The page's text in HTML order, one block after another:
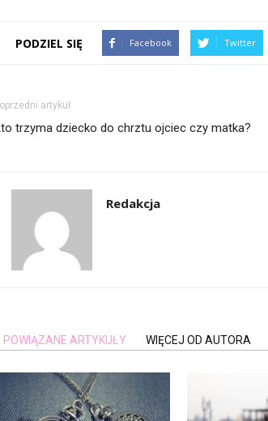
PODZIEL SIĘ Facebook Twitter
artykuł
trzyma dziecko do chrztu ojciec czy matka?
Redakcja
POWIĄZANE ARTYKUŁY WIĘCEJ OD AUTORA